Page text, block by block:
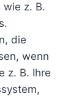
wie z. B.
die
wenn
z. B. Ihre